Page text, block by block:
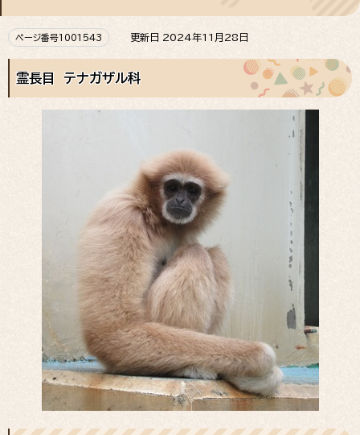
ページ番号1001543 更新日 2024年11月28日
霊長目 テナガザル科